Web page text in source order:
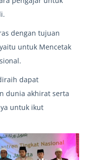
dengan tujuan
untuk Mencetak
dapat
dunia akhirat serta
untuk ikut